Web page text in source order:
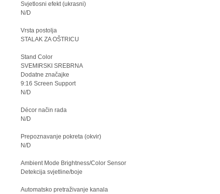
Svjetlosni efekt (ukrasni)
N/D
Vrsta postolja
STALAK ZA OŠTRICU
Stand Color
SVEMIRSKI SREBRNA
Dodatne značajke
9:16 Screen Support
N/D
Décor način rada
N/D
Prepoznavanje pokreta (okvir)
N/D
Ambient Mode Brightness/Color Sensor
Detekcija svjetline/boje
Automatsko pretraživanje kanala